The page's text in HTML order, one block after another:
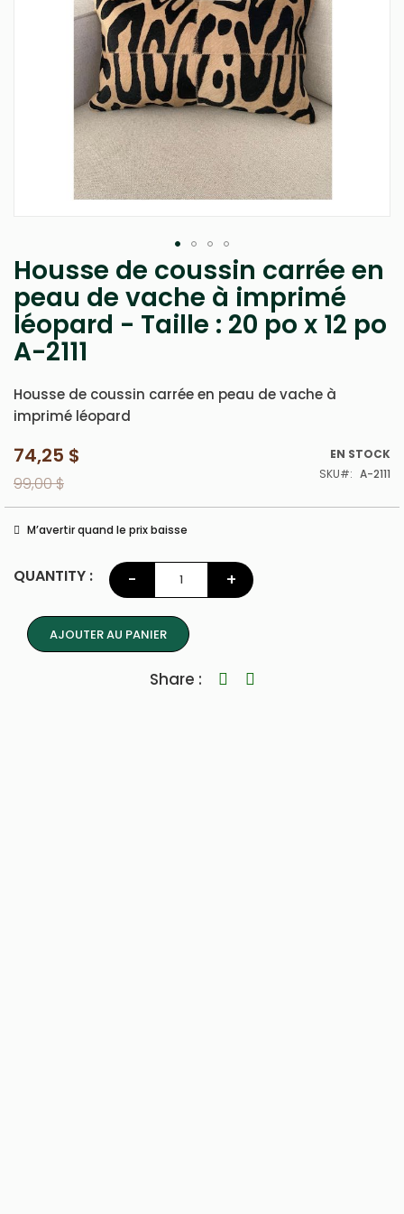
Passer
au
début
de
la
Galerie
Housse de coussin carrée en
peau de vache à imprimé
léopard - Taille : 20 po x 12 po
A-2111
Housse de coussin carrée en peau de vache à
imprimé léopard
Prix
spécial
74,25 $
99,00 $
EN STOCK
SKU
A-2111
M’avertir quand le prix baisse
QUANTITY : - +
AJOUTER AU PANIER
Share